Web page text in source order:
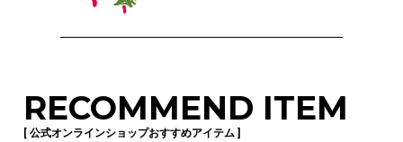
RECOMMEND ITEM
[ 公式オンラインショップおすすめアイテム ]